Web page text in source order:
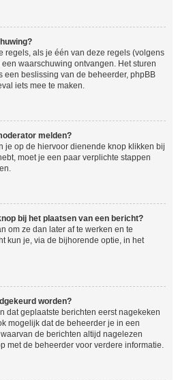
regels, als je één van deze regels (volgens
waarschuwing ontvangen. Het sturen
een beslissing van de beheerder, phpBB
iets mee te maken.
melden?
je op de hiervoor dienende knop klikken bij
moet je een paar verplichte stappen
bij het plaatsen van een bericht?
om ze dan later af te werken en te
kun je, via de bijhorende optie, in het
worden?
dat geplaatste berichten eerst nagekeken
mogelijk dat de beheerder je in een
de berichten altijd nagelezen
met de beheerder voor verdere informatie.